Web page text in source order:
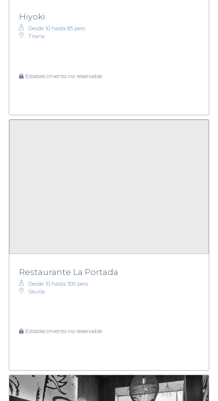
Hiyoki
Desde 10 hasta 85 pers.
Triana
Establecimiento no reservable
Restaurante La Portada
Desde 10 hasta 300 pers.
Sevilla
Establecimiento no reservable